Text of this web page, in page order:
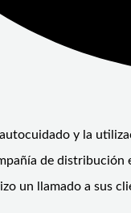
y la
de distribución
un llamado a sus